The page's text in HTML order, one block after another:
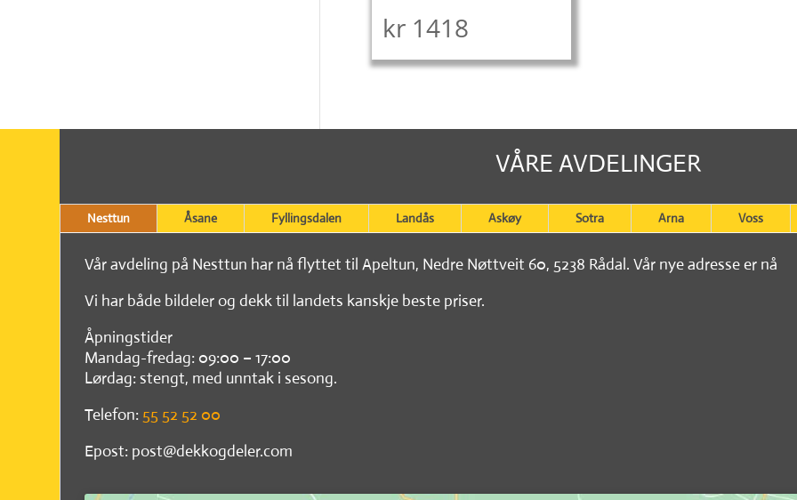
kr1418
VÅRE AVDELINGER
Nesttun Åsane Fyllingsdalen Landås Askøy Sotra Arna Voss
Vår avdeling på Nesttun har nå flyttet til Apeltun, Nedre Nøttveit 60, 5238 Rådal. Vår nye adresse er nå
Vi har både bildeler og dekk til landets kanskje beste priser.
Åpningstider
Mandag-fredag: 09:00 – 17:00
Lørdag: stengt, med unntak i sesong.
Telefon: 55 52 52 00
Epost: post@dekkogdeler.com